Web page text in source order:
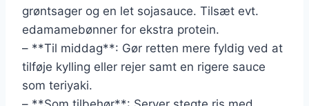
grøntsager og en let sojasauce. Tilsæt evt.
edamamebønner for ekstra protein.
– **Til middag**: Gør retten mere fyldig ved at
tilføje kylling eller rejer samt en rigere sauce
som teriyaki.